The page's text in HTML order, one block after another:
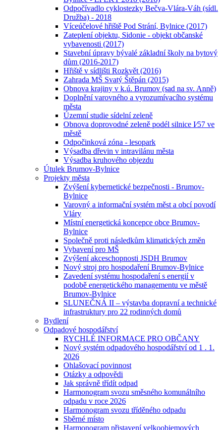
Odpočívadlo cyklostezky Bečva-Vlára-Váh (sídl.
Družba) - 2018
Víceúčelové hřiště Pod Strání, Bylnice (2017)
Zateplení objektu, Sidonie - objekt občanské
vybavenosti (2017)
Stavební úpravy bývalé základní školy na bytový
dům (2016-2017)
Hřiště v sídlišti Rozkvět (2016)
Zahrada MŠ Svatý Štěpán (2015)
Obnova krajiny v k.ú. Brumov (sad na sv. Anně)
Doplnění varovného a vyrozumívacího systému
města
Územní studie sídelní zeleně
Obnova doprovodné zeleně podél silnice I⁄57 ve
městě
Odpočinková zóna - lesopark
Výsadba dřevin v intravilánu města
Výsadba kruhového objezdu
Útulek Brumov-Bylnice
Projekty města
Zvýšení kybernetické bezpečnosti - Brumov-
Bylnice
Varovný a informační systém měst a obcí povodí
Vláry
Místní energetická koncepce obce Brumov-
Bylnice
Společně proti následkům klimatických změn
Vybavení pro MŠ
Zvýšení akceschopnosti JSDH Brumov
Nový stroj pro hospodaření Brumov-Bylnice
Zavedení systému hospodaření s energií v
podobě energetického managementu ve městě
Brumov-Bylnice
SLUNEČNÁ II – výstavba dopravní a technické
infrastruktury pro 22 rodinných domů
Bydlení
Odpadové hospodářství
RYCHLÉ INFORMACE PRO OBČANY
Nový systém odpadového hospodářství od 1 . 1.
2026
Ohlašovací povinnost
Otázky a odpovědi
Jak správně třídít odpad
Harmonogram svozu směsného komunálního
odpadu v roce 2026
Harmonogram svozu tříděného odpadu
Sběrné místo
Harmonogram přistavení velkoobjemových